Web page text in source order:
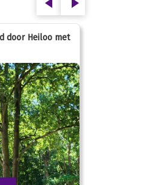
door Heiloo met